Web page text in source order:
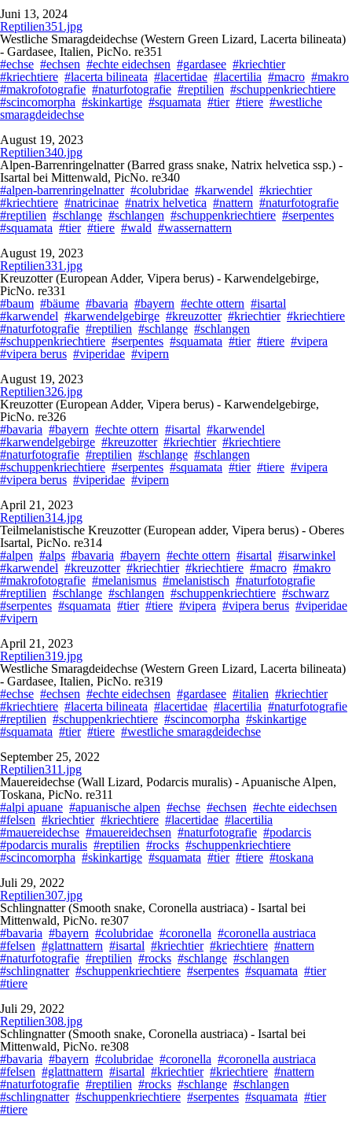
Juni 13, 2024
Reptilien351.jpg
Westliche Smaragdeidechse (Western Green Lizard, Lacerta bilineata)
- Gardasee, Italien, PicNo. re351
#echse #echsen #echte eidechsen #gardasee #kriechtier
#kriechtiere #lacerta bilineata #lacertidae #lacertilia #macro #makro
#makrofotografie #naturfotografie #reptilien #schuppenkriechtiere
#scincomorpha #skinkartige #squamata #tier #tiere #westliche
smaragdeidechse
August 19, 2023
Reptilien340.jpg
Alpen-Barrenringelnatter (Barred grass snake, Natrix helvetica ssp.) -
Isartal bei Mittenwald, PicNo. re340
#alpen-barrenringelnatter #colubridae #karwendel #kriechtier
#kriechtiere #natricinae #natrix helvetica #nattern #naturfotografie
#reptilien #schlange #schlangen #schuppenkriechtiere #serpentes
#squamata #tier #tiere #wald #wassernattern
August 19, 2023
Reptilien331.jpg
Kreuzotter (European Adder, Vipera berus) - Karwendelgebirge,
PicNo. re331
#baum #bäume #bavaria #bayern #echte ottern #isartal
#karwendel #karwendelgebirge #kreuzotter #kriechtier #kriechtiere
#naturfotografie #reptilien #schlange #schlangen
#schuppenkriechtiere #serpentes #squamata #tier #tiere #vipera
#vipera berus #viperidae #vipern
August 19, 2023
Reptilien326.jpg
Kreuzotter (European Adder, Vipera berus) - Karwendelgebirge,
PicNo. re326
#bavaria #bayern #echte ottern #isartal #karwendel
#karwendelgebirge #kreuzotter #kriechtier #kriechtiere
#naturfotografie #reptilien #schlange #schlangen
#schuppenkriechtiere #serpentes #squamata #tier #tiere #vipera
#vipera berus #viperidae #vipern
April 21, 2023
Reptilien314.jpg
Teilmelanistische Kreuzotter (European adder, Vipera berus) - Oberes
Isartal, PicNo. re314
#alpen #alps #bavaria #bayern #echte ottern #isartal #isarwinkel
#karwendel #kreuzotter #kriechtier #kriechtiere #macro #makro
#makrofotografie #melanismus #melanistisch #naturfotografie
#reptilien #schlange #schlangen #schuppenkriechtiere #schwarz
#serpentes #squamata #tier #tiere #vipera #vipera berus #viperidae
#vipern
April 21, 2023
Reptilien319.jpg
Westliche Smaragdeidechse (Western Green Lizard, Lacerta bilineata)
- Gardasee, Italien, PicNo. re319
#echse #echsen #echte eidechsen #gardasee #italien #kriechtier
#kriechtiere #lacerta bilineata #lacertidae #lacertilia #naturfotografie
#reptilien #schuppenkriechtiere #scincomorpha #skinkartige
#squamata #tier #tiere #westliche smaragdeidechse
September 25, 2022
Reptilien311.jpg
Mauereidechse (Wall Lizard, Podarcis muralis) - Apuanische Alpen,
Toskana, PicNo. re311
#alpi apuane #apuanische alpen #echse #echsen #echte eidechsen
#felsen #kriechtier #kriechtiere #lacertidae #lacertilia
#mauereidechse #mauereidechsen #naturfotografie #podarcis
#podarcis muralis #reptilien #rocks #schuppenkriechtiere
#scincomorpha #skinkartige #squamata #tier #tiere #toskana
Juli 29, 2022
Reptilien307.jpg
Schlingnatter (Smooth snake, Coronella austriaca) - Isartal bei
Mittenwald, PicNo. re307
#bavaria #bayern #colubridae #coronella #coronella austriaca
#felsen #glattnattern #isartal #kriechtier #kriechtiere #nattern
#naturfotografie #reptilien #rocks #schlange #schlangen
#schlingnatter #schuppenkriechtiere #serpentes #squamata #tier
#tiere
Juli 29, 2022
Reptilien308.jpg
Schlingnatter (Smooth snake, Coronella austriaca) - Isartal bei
Mittenwald, PicNo. re308
#bavaria #bayern #colubridae #coronella #coronella austriaca
#felsen #glattnattern #isartal #kriechtier #kriechtiere #nattern
#naturfotografie #reptilien #rocks #schlange #schlangen
#schlingnatter #schuppenkriechtiere #serpentes #squamata #tier
#tiere